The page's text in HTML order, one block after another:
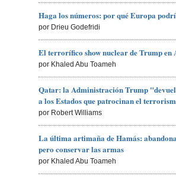
Haga los números: por qué Europa
por Drieu Godefridi
El terrorífico show nuclear de Trump en
por Khaled Abu Toameh
Qatar: la Administración Trump
a los Estados que patrocinan el
por Robert Williams
La última artimaña de Hamás:
pero conservar las armas
por Khaled Abu Toameh